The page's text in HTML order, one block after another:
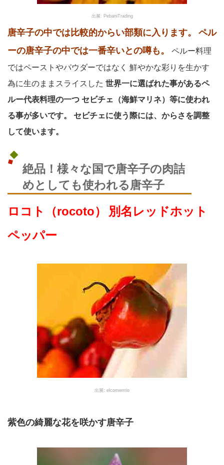
出展: PebaniTrading
唐辛子の中では比較的からい部類に入ります。
ペル
ーの唐辛子の中では一番辛いとの噂も。
ペルー料理
ではペーストやパウダーではなく 鮮やかな彩りを生かす
為に生のままスライスした 世界一に選ばれた事があるペ
ルー代表料理の一つ セビチェ（海鮮マリネ）等に使われ
る事が多いです。
セビチェに使う際には、からさを調整
して使います。
絶品！様々な国で唐辛子の肉詰
めとしても使われる唐辛子
ロコト（rocoto）
別名レッドホット
ペッパー
出展: elcomerrrio
紫色の綺麗な花を咲かす唐辛子